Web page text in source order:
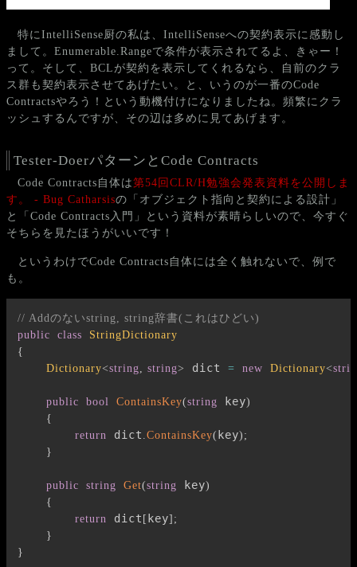
特にIntelliSense厨の私は、IntelliSenseへの契約表示に感動し
まして。Enumerable.Rangeで条件が表示されてるよ、きゃー！
って。そして、BCLが契約を表示してくれるなら、自前のクラ
ス群も契約表示させてあげたい。と、いうのが一番のCode
Contractsやろう！という動機付けになりましたね。頻繁にクラ
ッシュするんですが、その辺は多めに見てあげます。
Tester-DoerパターンとCode Contracts
Code Contracts自体は第54回CLR/H勉強会発表資料を公開しま
す。 - Bug Catharsisの「オブジェクト指向と契約による設計」
と「Code Contracts入門」という資料が素晴らしいので、今すぐ
そちらを見たほうがいいです！
というわけでCode Contracts自体には全く触れないで、例で
も。
// Addのないstring, string辞書(これはひどい)
public
class
StringDictionary
{
Dictionary<string string> dict = new Dictionary<
public bool ContainsKey(string key)
{
return
dict ContainsKey( key) ;
}
public string Get(string key)
{
return
dict [ key] ;
}
}